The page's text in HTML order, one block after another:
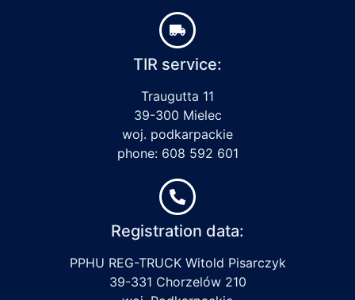
TIR service:
Traugutta 11
39-300 Mielec
woj. podkarpackie
phone: 608 592 601
Registration data:
PPHU REG-TRUCK Witold Pisarczyk
39-331 Chorzelów 210